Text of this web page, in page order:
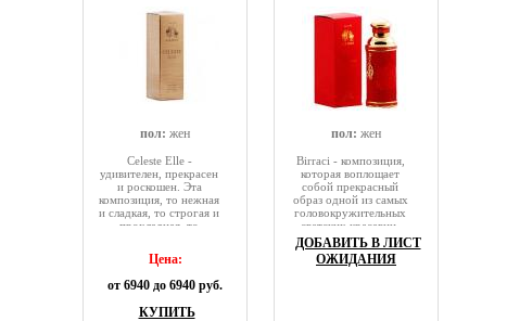
пол: жен
Celeste Elle -
удивителен, прекрасен
и роскошен. Эта
композиция, то нежная
и сладкая, то строгая и
прохладная, то
— она раскрывается
самыми неожиданными
нотами и оттенками, но
при всем этом никогда
Цена:
от 6940 до 6940 руб.
КУПИТЬ
пол: жен
Birraci - композиция,
которая воплощает
собой прекрасный
образ одной из самых
головокружительных
светских красавиц,
которую всегда
несложно узнать, по ее
изящным, изысканным
ДОБАВИТЬ В ЛИСТ
ОЖИДАНИЯ